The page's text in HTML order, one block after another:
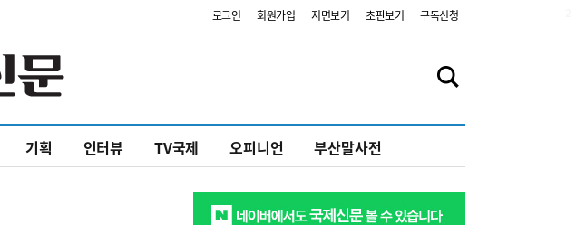
로그인 회원가입 지면보기 초판보기 구독신청
기획 인터뷰 TV국제 오피니언 부산말사전